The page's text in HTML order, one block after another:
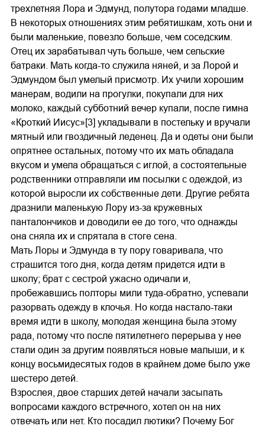
трехлетняя Лора и Эдмунд, полутора годами младше.
В некоторых отношениях этим ребятишкам, хоть они и
были маленькие, повезло больше, чем соседским.
Отец их зарабатывал чуть больше, чем сельские
батраки. Мать когда-то служила няней, и за Лорой и
Эдмундом был умелый присмотр. Их учили хорошим
манерам, водили на прогулки, покупали для них
молоко, каждый субботний вечер купали, после гимна
«Кроткий Иисус»[3] укладывали в постельку и вручали
мятный или гвоздичный леденец. Да и одеты они были
опрятнее остальных, потому что их мать обладала
вкусом и умела обращаться с иглой, а состоятельные
родственники отправляли им посылки с одеждой, из
которой выросли их собственные дети. Другие ребята
дразнили маленькую Лору из-за кружевных
панталончиков и доводили ее до того, что однажды
она сняла их и спрятала в стоге сена.
Мать Лоры и Эдмунда в ту пору говаривала, что
страшится того дня, когда детям придется идти в
школу; брат с сестрой ужасно одичали и,
пробежавшись полторы мили туда-обратно, успевали
разорвать одежду в клочья. Но когда настало-таки
время идти в школу, молодая женщина была этому
рада, потому что после пятилетнего перерыва у нее
стали один за другим появляться новые малыши, и к
концу восьмидесятых годов в крайнем доме было уже
шестеро детей.
Взрослея, двое старших детей начали засыпать
вопросами каждого встречного, хотел он на них
отвечать или нет. Кто посадил лютики? Почему Бог